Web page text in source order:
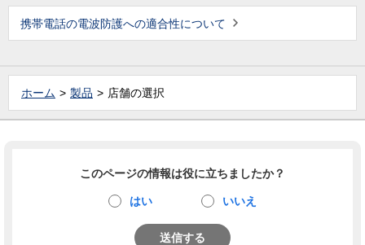
携帯電話の電波防護への適合性について
ホーム 製品 店舗の選択
このページの情報は役に立ちましたか？
はい いいえ
送信する